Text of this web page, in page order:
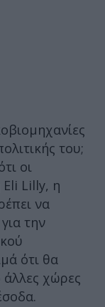
του;
οι
Eli Lilly, η
να
την
ότι θα
χώρες